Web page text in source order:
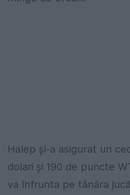
Halep şi-a asigurat un
dolari şi 190 de puncte
va înfrunta pe tânăra